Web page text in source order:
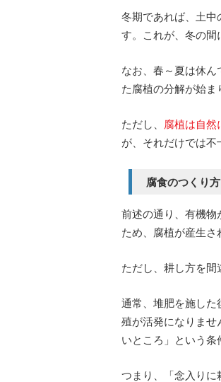
冬期であれば、土中
す。これが、冬の間
なお、春～夏は休
た腐植の分解が始ま
ただし、 腐植は自然
が、それだけでは不
腐食のつくり方
前述の通り、有機物
ため、腐植が産生さ
ただし、耕し方を間
通常、堆肥を施した
殖が活発になりませ
いところ」という条
つまり、「念入りに